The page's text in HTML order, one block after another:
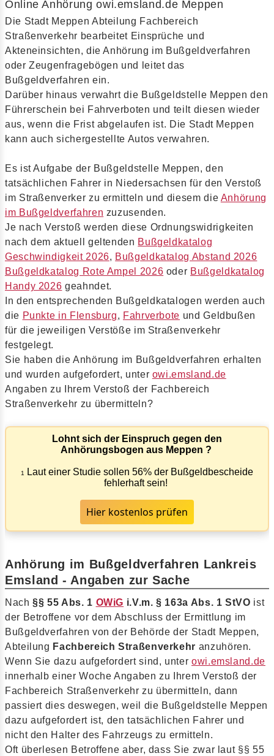
Online Anhörung owi.emsland.de Meppen
Die Stadt Meppen Abteilung Fachbereich
Straßenverkehr bearbeitet Einsprüche und
Akteneinsichten, die Anhörung im Bußgeldverfahren
oder Zeugenfragebögen und leitet das
Bußgeldverfahren ein.
Darüber hinaus verwahrt die Bußgeldstelle Meppen den
Führerschein bei Fahrverboten und teilt diesen wieder
aus, wenn die Frist abgelaufen ist. Die Stadt Meppen
kann auch sichergestellte Autos verwahren.
Es ist Aufgabe der Bußgeldstelle Meppen, den
tatsächlichen Fahrer in Niedersachsen für den Verstoß
im Straßenverker zu ermitteln und diesem die Anhörung
im Bußgeldverfahren zuzusenden.
Je nach Verstoß werden diese Ordnungswidrigkeiten
nach dem aktuell geltenden Bußgeldkatalog
Geschwindigkeit 2026, Bußgeldkatalog Abstand 2026
Bußgeldkatalog Rote Ampel 2026 oder Bußgeldkatalog
Handy 2026 geahndet.
In den entsprechenden Bußgeldkatalogen werden auch
die Punkte in Flensburg, Fahrverbote und Geldbußen
für die jeweiligen Verstöße im Straßenverkehr
festgelegt.
Sie haben die Anhörung im Bußgeldverfahren erhalten
und wurden aufgefordert, unter owi.emsland.de
Angaben zu Ihrem Verstoß der Fachbereich
Straßenverkehr zu übermitteln?
Lohnt sich der Einspruch gegen den
Anhörungsbogen aus Meppen ?
1
Laut einer Studie sollen 56% der Bußgeldbescheide
fehlerhaft sein!
Hier kostenlos prüfen
Anhörung im Bußgeldverfahren Lankreis
Emsland - Angaben zur Sache
Nach§§ 55 Abs. 1 OWiG i.V.m. § 163a Abs. 1 StVO ist
der Betroffene vor dem Abschluss der Ermittlung im
Bußgeldverfahren von der Behörde der Stadt Meppen,
Abteilung Fachbereich Straßenverkehr anzuhören.
Wenn Sie dazu aufgefordert sind, unter owi.emsland.de
innerhalb einer Woche Angaben zu Ihrem Verstoß der
Fachbereich Straßenverkehr zu übermitteln, dann
passiert dies deswegen, weil die Bußgeldstelle Meppen
dazu aufgefordert ist, den tatsächlichen Fahrer und
nicht den Halter des Fahrzeugs zu ermitteln.
Oft überlesen Betroffene aber, dass Sie zwar laut §§ 55